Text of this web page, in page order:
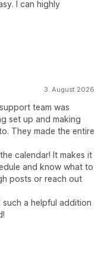
I can highly
3. August 2026
team was
set up and making
They made the entire
calendar! It makes it
and know what to
posts or reach out
a helpful addition